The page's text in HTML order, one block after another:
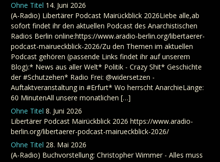
Ohne Titel 14. Juni 2026
(A-Radio) Libertärer Podcast Mairückblick 2026Liebe alle,ab
sofort findet ihr den aktuellen Podcast des Anarchistischen
Radios Berlin online:https://www.aradio-berlin.org/libertaerer-
podcast-mairueckblick-2026/Zu den Themen im aktuellen
Podcast gehören (passende Links findet ihr auf unserem
Blog):* News aus aller Welt* Politik - Crazy Shit* Geschichte
der #Schutzehen* Radio Frei: @widersetzen -
Auftaktveranstaltung in #Erfurt* Wo herrscht AnarchieLänge:
60 MinutenAll unsere monatlichen […]
Ohne Titel 8. Juni 2026
Libertärer Podcast Mairückblick 2026 https://www.aradio-
berlin.org/libertaerer-podcast-mairueckblick-2026/
Ohne Titel 28. Mai 2026
(A-Radio) Buchvorstellung: Christopher Wimmer - Alles muss